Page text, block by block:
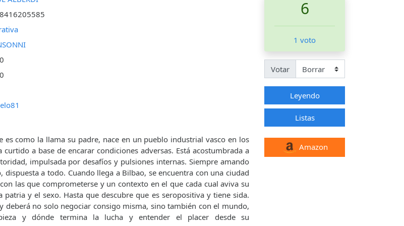
es como la llama su padre, nace en un pueblo industrial vasco en los
a base de encarar condiciones adversas. Está acostumbrada a
impulsada por desafíos y pulsiones internas. Siempre amando
a todo. Cuando llega a Bilbao, se encuentra con una ciudad
las que comprometerse y un contexto en el que cada cual aviva su
patria y el sexo. Hasta que descubre que es seropositiva y tiene sida.
deberá no solo negociar consigo misma, sino también con el mundo,
y dónde termina la lucha y entender el placer desde su
6
1 voto
Votar
Leyendo
Listas
Amazon